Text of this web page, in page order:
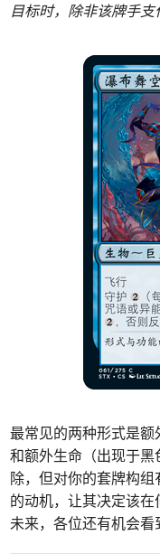
目标时，除非该牌手支
最常见的两种形式是额
和额外生命（出现于
除，但对你的套牌构
的动机，让其决定该
未来，各位还有机会看